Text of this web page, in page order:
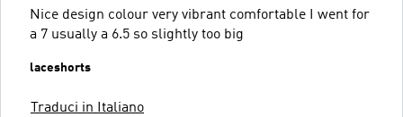
Nice design colour very vibrant comfortable I went for
a 7 usually a 6.5 so slightly too big
laceshorts
Traduci in Italiano